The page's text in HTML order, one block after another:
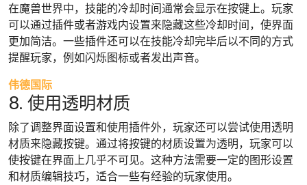
在魔兽世界中，技能的冷却时间通常会显示在按键上。玩家
可以通过插件或者游戏内设置来隐藏这些冷却时间，使界面
更加简洁。一些插件还可以在技能冷却完毕后以不同的方式
提醒玩家，例如闪烁图标或者发出声音。
伟德国际
8. 使用透明材质
除了调整界面设置和使用插件外，玩家还可以尝试使用透明
材质来隐藏按键。通过将按键的材质设置为透明，玩家可以
使按键在界面上几乎不可见。这种方法需要一定的图形设置
和材质编辑技巧，适合一些有经验的玩家使用。